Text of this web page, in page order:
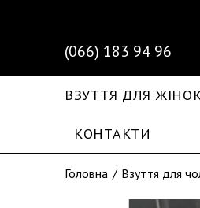
(066) 183 94 96
ВЗУТТЯ ДЛЯ ЖІНОК
КОНТАКТИ
Головна Взуття для